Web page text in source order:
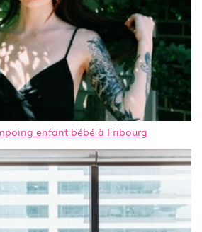
enfant bébé à Fribourg